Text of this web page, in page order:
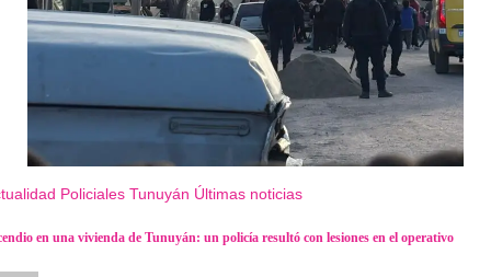
Policiales Tunuyán Últimas noticias
en una vivienda de Tunuyán: un policía resultó con lesiones en el operativo